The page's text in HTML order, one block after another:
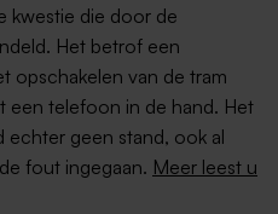
kwestie die door de
Het betrof een
opschakelen van de tram
een telefoon in de hand. Het
echter geen stand, ook al
fout ingegaan. Meer leest u